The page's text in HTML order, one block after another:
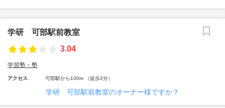
学研 可部駅前教室
3.04
学習塾・塾
アクセス 可部駅から100m （徒歩2分）
学研 可部駅前教室のオーナー様ですか？